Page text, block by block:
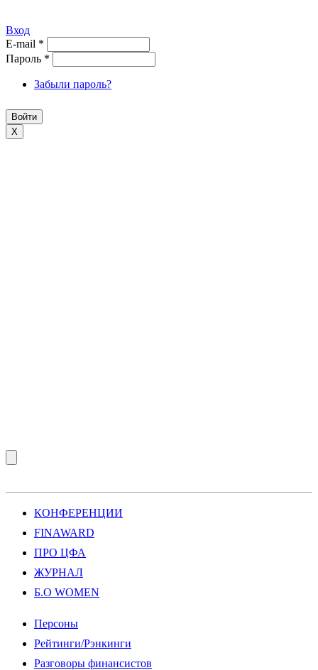
Вход
E-mail *
Пароль *
Забыли пароль?
X
КОНФЕРЕНЦИИ
FINAWARD
ПРО ЦФА
ЖУРНАЛ
Б.О WOMEN
Персоны
Рейтинги/Рэнкинги
Разговоры финансистов